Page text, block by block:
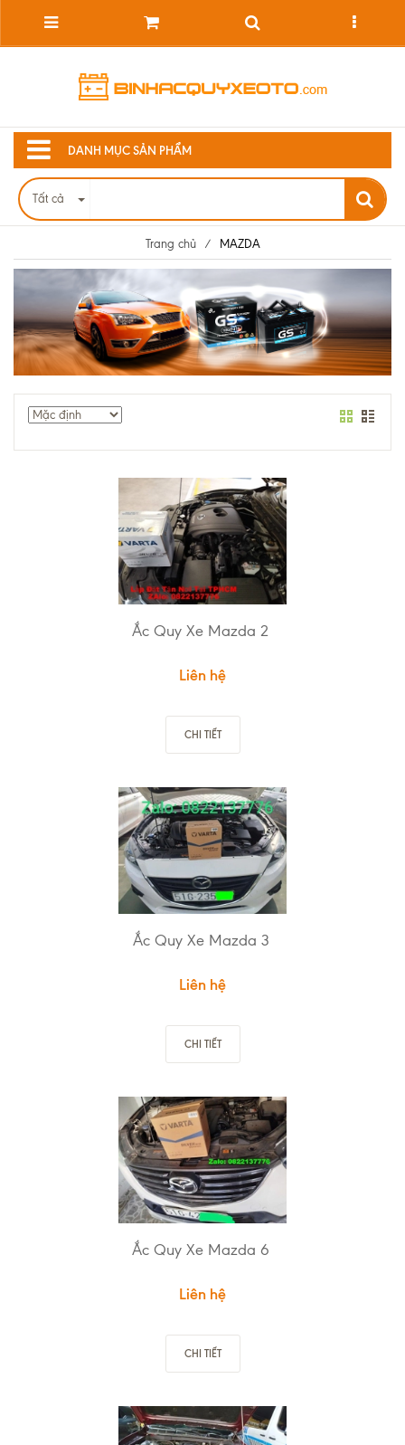
DANH MỤC SẢN PHẨM
Tất cả
Trang chủ / MAZDA
Ắc Quy Xe Mazda 2
Liên hệ
CHI TIẾT
Ắc Quy Xe Mazda 3
Liên hệ
CHI TIẾT
Ắc Quy Xe Mazda 6
Liên hệ
CHI TIẾT